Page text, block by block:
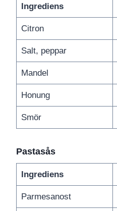
Ingrediens
Citron
Salt, peppar
Mandel
Honung
Smör
Pastasås
Ingrediens
Parmesanost